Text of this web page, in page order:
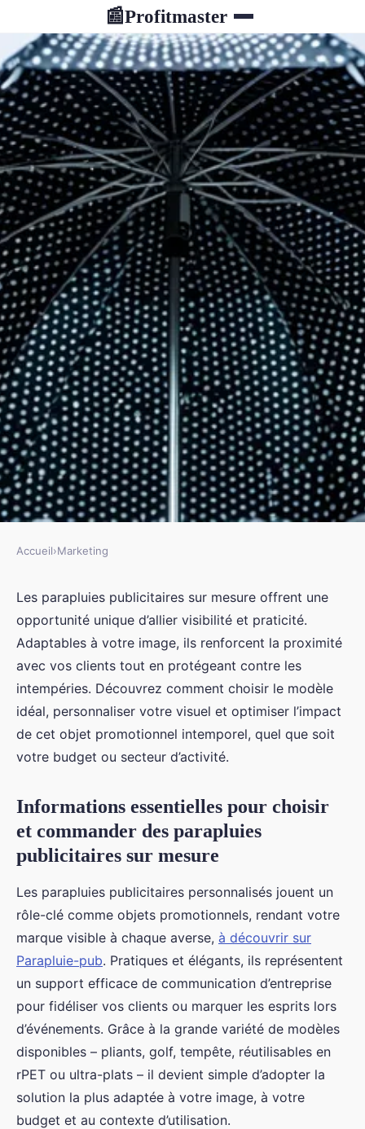
📰Profitmaster
Augmentez votre impact avec
des parapluies publicitaires sur
mesure !
Logan•23 juillet 2025•3 min de lecture
Accueil›Marketing
Les parapluies publicitaires sur mesure offrent une
opportunité unique d’allier visibilité et praticité.
Adaptables à votre image, ils renforcent la proximité
avec vos clients tout en protégeant contre les
intempéries. Découvrez comment choisir le modèle
idéal, personnaliser votre visuel et optimiser l’impact
de cet objet promotionnel intemporel, quel que soit
votre budget ou secteur d’activité.
Informations essentielles pour choisir
et commander des parapluies
publicitaires sur mesure
Les parapluies publicitaires personnalisés jouent un
rôle-clé comme objets promotionnels, rendant votre
marque visible à chaque averse, à découvrir sur
Parapluie-pub. Pratiques et élégants, ils représentent
un support efficace de communication d’entreprise
pour fidéliser vos clients ou marquer les esprits lors
d’événements. Grâce à la grande variété de modèles
disponibles – pliants, golf, tempête, réutilisables en
rPET ou ultra-plats – il devient simple d’adopter la
solution la plus adaptée à votre image, à votre
budget et au contexte d’utilisation.